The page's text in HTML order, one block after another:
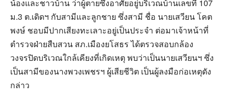
น้องและชาวบ้าน ว่าผู้ตายซึ่งอาศัยอยู่บริเวณบ้านเลขที่ 107
ม.3 ต.เดิดฯ กับสามีและลูกชาย ซึ่งสามี ชื่อ นายเสวียน โคต
พงษ์ ชอบมีปากเสียงทะเลาะอยู่เป็นประจำ ต่อมาเจ้าหน้าที่
ตำรวจฝ่ายสืบสวน สภ.เมืองยโสธร ได้ตรวจสอบกล้อง
วงจรปิดบริเวณใกล้เคียงที่เกิดเหตุ พบว่าเป็นนายเสวียนฯ ซึ่ง
เป็นสามีของนางพวงเพชรฯ ผู้เสียชีวิต เป็นผู้ลงมือก่อเหตุดัง
กล่าว